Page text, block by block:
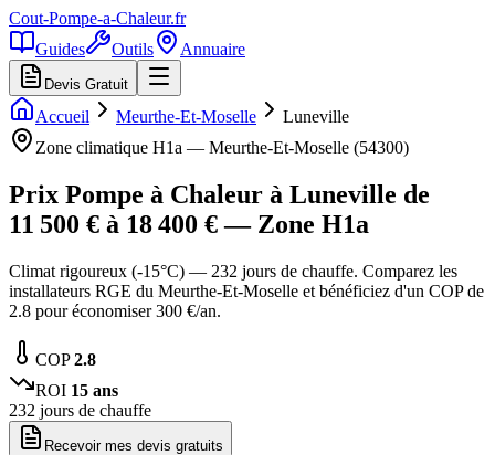
Cout-Pompe-a-Chaleur.fr
Guides
Outils Annuaire
Devis Gratuit
Accueil Meurthe-Et-Moselle
Luneville
Zone climatique H1a — Meurthe-Et-Moselle (54300)
Prix Pompe à Chaleur à Luneville de
11 500 € à 18 400 € — Zone H1a
Climat rigoureux (-15°C) — 232 jours de chauffe. Comparez les
installateurs RGE du Meurthe-Et-Moselle et bénéficiez d'un COP de
2.8 pour économiser 300 €/an.
COP2.8
ROI 15 ans
232 jours de chauffe
Recevoir mes devis gratuits